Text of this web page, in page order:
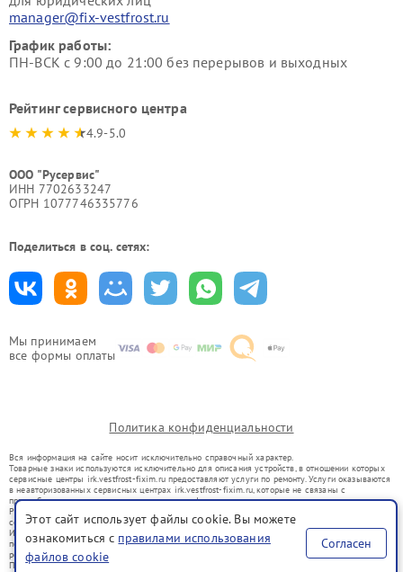
Мы принимаем
все формы оплаты
manager@fix-vestfrost.ru
График работы:
ПН-ВСК с 9:00 до 21:00 без перерывов и выходных
Рейтинг сервисного центра
4.9-5.0
ООО "Русервис"
ИНН 7702633247
ОГРН 1077746335776
Поделиться в соц. сетях:
Политика конфиденциальности
Вся информация на сайте носит исключительно справочный характер.
Товарные знаки используются исключительно для описания устройств, в отношении которых
сервисные центры irk.vestfrost-fixim.ru предоставляют услуги по ремонту. Услуги оказываются
в неавторизованных сервисных центрах irk.vestfrost-fixim.ru, которые не связаны с
правообладателями товарных знаков или их официальными представителями.
Ремонт осуществляется для устройств, уже введенных в гражданский оборот в соответствии
со статьей 1487 ГК РФ.
Использование товарных знаков не преследует цели индивидуализации услуг или введения
потребителей в заблуждение, а служит для информирования о предоставляемых услугах по
ремонту техники указанных брендов.
Представленная на сайте информация не является публичной офертой, определяемой
Этот сайт использует файлы cookie. Вы можете
ознакомиться с правилами использования
файлов cookie
Согласен